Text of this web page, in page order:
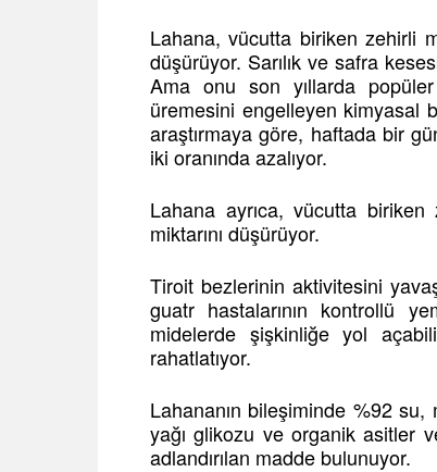
Lahana, vücutta biriken zehirli
düşürüyor. Sarılık ve safra
Ama onu son yıllarda
üremesini engelleyen kimyasal
araştırmaya göre, haftada bir
iki oranında azalıyor.
Lahana ayrıca, vücutta biriken
miktarını düşürüyor.
Tiroit bezlerinin aktivitesini
guatr hastalarının kontrollü
midelerde şişkinliğe yol
rahatlatıyor.
Lahananın bileşiminde %92
yağı glikozu ve organik asitler
adlandırılan madde bulunuyor.